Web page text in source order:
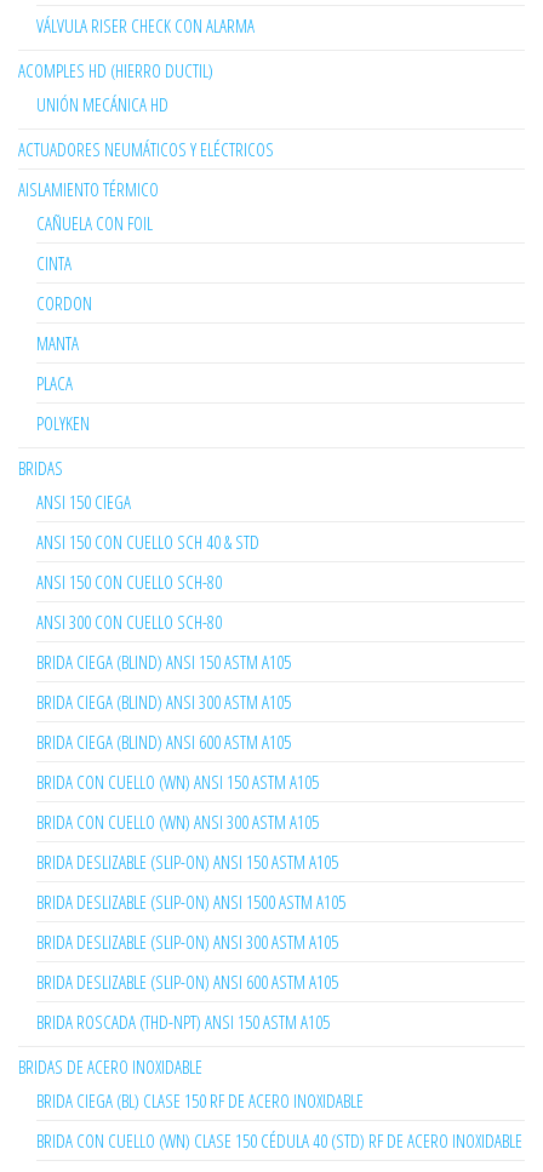
VÁLVULA RISER CHECK CON ALARMA
ACOMPLES HD (HIERRO DUCTIL)
UNIÓN MECÁNICA HD
ACTUADORES NEUMÁTICOS Y ELÉCTRICOS
AISLAMIENTO TÉRMICO
CAÑUELA CON FOIL
CINTA
CORDON
MANTA
PLACA
POLYKEN
BRIDAS
ANSI 150 CIEGA
ANSI 150 CON CUELLO SCH 40 & STD
ANSI 150 CON CUELLO SCH-80
ANSI 300 CON CUELLO SCH-80
BRIDA CIEGA (BLIND) ANSI 150 ASTM A105
BRIDA CIEGA (BLIND) ANSI 300 ASTM A105
BRIDA CIEGA (BLIND) ANSI 600 ASTM A105
BRIDA CON CUELLO (WN) ANSI 150 ASTM A105
BRIDA CON CUELLO (WN) ANSI 300 ASTM A105
BRIDA DESLIZABLE (SLIP-ON) ANSI 150 ASTM A105
BRIDA DESLIZABLE (SLIP-ON) ANSI 1500 ASTM A105
BRIDA DESLIZABLE (SLIP-ON) ANSI 300 ASTM A105
BRIDA DESLIZABLE (SLIP-ON) ANSI 600 ASTM A105
BRIDA ROSCADA (THD-NPT) ANSI 150 ASTM A105
BRIDAS DE ACERO INOXIDABLE
BRIDA CIEGA (BL) CLASE 150 RF DE ACERO INOXIDABLE
BRIDA CON CUELLO (WN) CLASE 150 CÉDULA 40 (STD) RF DE ACERO INOXIDABLE